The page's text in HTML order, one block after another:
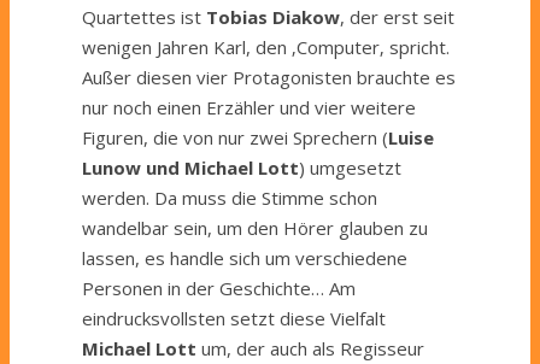
Quartettes ist Tobias Diakow, der erst seit
wenigen Jahren Karl, den ‚Computer‚ spricht.
Außer diesen vier Protagonisten brauchte es
nur noch einen Erzähler und vier weitere
Figuren, die von nur zwei Sprechern (Luise
Lunow und Michael Lott) umgesetzt
werden. Da muss die Stimme schon
wandelbar sein, um den Hörer glauben zu
lassen, es handle sich um verschiedene
Personen in der Geschichte… Am
eindrucksvollsten setzt diese Vielfalt
Michael Lott um, der auch als Regisseur